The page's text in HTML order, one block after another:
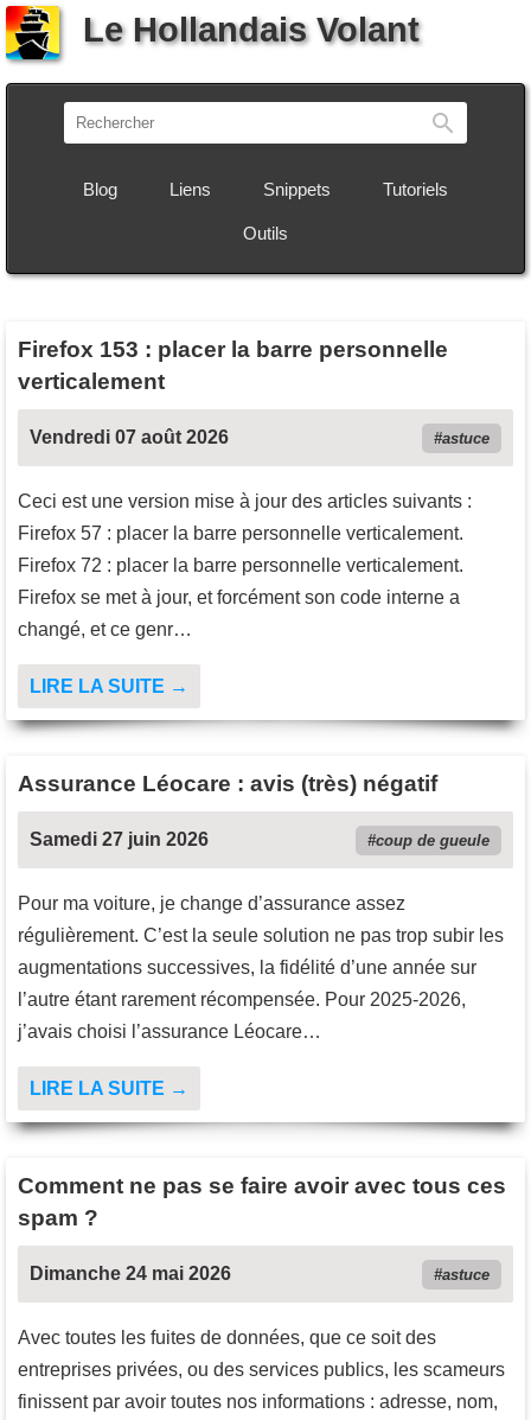
Le Hollandais Volant
Blog Liens Snippets Tutoriels
Outils
Firefox 153 : placer la barre personnelle
verticalement
Vendredi 07 août 2026 astuce
Ceci est une version mise à jour des articles suivants :
Firefox 57 : placer la barre personnelle verticalement.
Firefox 72 : placer la barre personnelle verticalement.
Firefox se met à jour, et forcément son code interne a
changé, et ce genr…
LIRE LA SUITE →
Assurance Léocare : avis (très) négatif
Samedi 27 juin 2026 coup de gueule
Pour ma voiture, je change d’assurance assez
régulièrement. C’est la seule solution ne pas trop subir les
augmentations successives, la fidélité d’une année sur
l’autre étant rarement récompensée. Pour 2025-2026,
j’avais choisi l’assurance Léocare…
LIRE LA SUITE →
Comment ne pas se faire avoir avec tous ces
spam ?
Dimanche 24 mai 2026 astuce
Avec toutes les fuites de données, que ce soit des
entreprises privées, ou des services publics, les scameurs
finissent par avoir toutes nos informations : adresse, nom,